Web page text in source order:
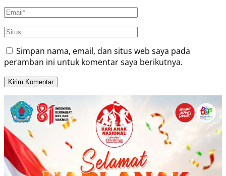
Simpan nama, email, dan situs web saya pada
peramban ini untuk komentar saya berikutnya.